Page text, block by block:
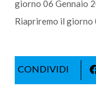
giorno 06 Gennaio
Riapriremo il giorno
CONDIVIDI